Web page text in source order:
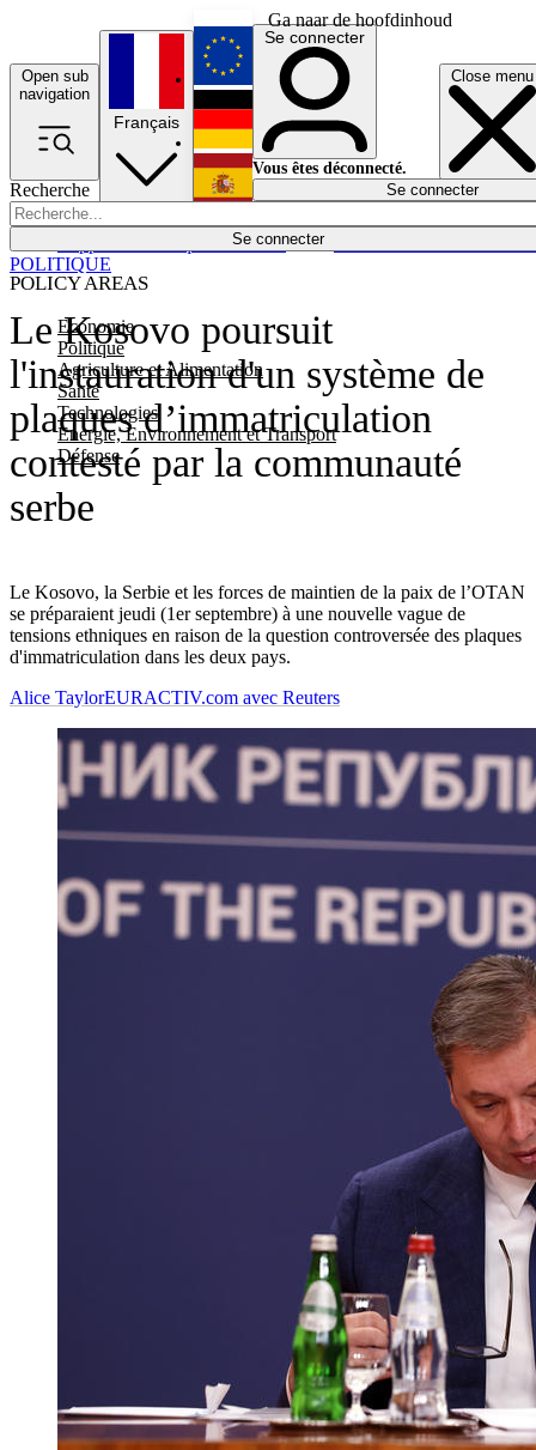
Ga naar de hoofdinhoud
Open sub
navigation
Close menu
Recherche
Se connecter
POLICY AREAS
Economie
Politique
Agriculture et Alimentation
Santé
Technologies
Energie, Environnement et Transport
Défense
Économie
Français
English
Deutsch
Español
Se connecter
Vous êtes déconnecté.
Se connecter
Le Kosovo poursuit
l'instauration d'un système de
plaques d’immatriculation
contesté par la communauté
serbe
Le Kosovo, la Serbie et les forces de maintien de la paix de l’OTAN
se préparaient jeudi (1er septembre) à une nouvelle vague de
tensions ethniques en raison de la question controversée des plaques
d'immatriculation dans les deux pays.
POLITIQUE
Alice TaylorEURACTIV.com avec Reuters